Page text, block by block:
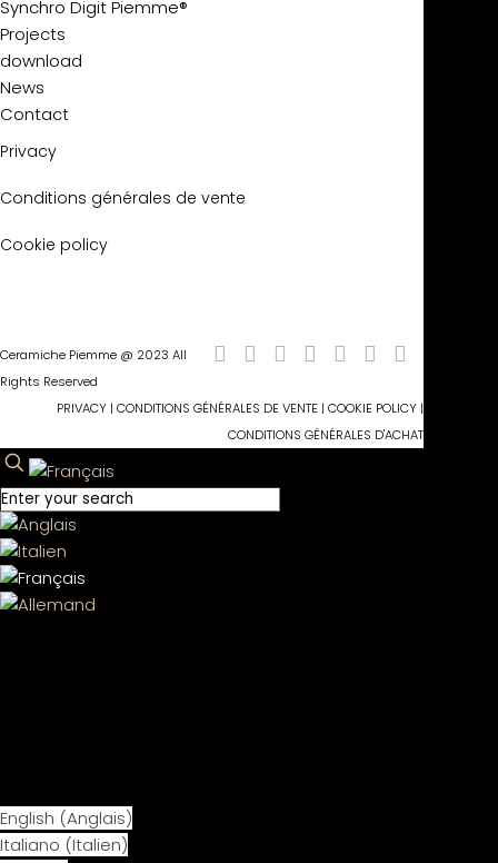
Synchro Digit Piemme®
Projects
download
News
Contact
Privacy
Conditions générales de vente
Cookie policy
Ceramiche Piemme @ 2023 All
Rights Reserved
PRIVACY | CONDITIONS GÉNÉRALES DE VENTE | COOKIE POLICY |
CONDITIONS GÉNÉRALES D'ACHAT
English (Anglais)
Italiano (Italien)